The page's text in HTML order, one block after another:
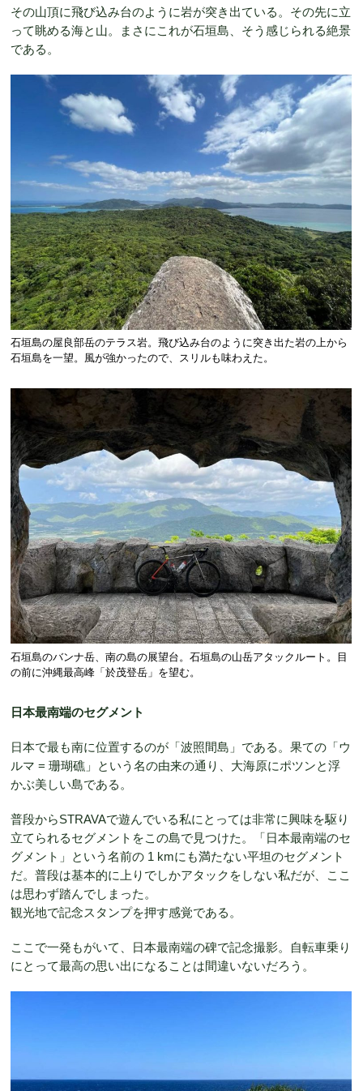
その山頂に飛び込み台のように岩が突き出ている。その先に立
って眺める海と山。まさにこれが石垣島、そう感じられる絶景
である。
石垣島の屋良部岳のテラス岩。飛び込み台のように突き出た岩の上から
石垣島を一望。風が強かったので、スリルも味わえた。
石垣島のバンナ岳、南の島の展望台。石垣島の山岳アタックルート。目
の前に沖縄最高峰「於茂登岳」を望む。
日本最南端のセグメント
日本で最も南に位置するのが「波照間島」である。果ての「ウ
ルマ = 珊瑚礁」という名の由来の通り、大海原にポツンと浮
かぶ美しい島である。
普段からSTRAVAで遊んでいる私にとっては非常に興味を駆り
立てられるセグメントをこの島で見つけた。「日本最南端のセ
グメント」という名前の 1 kmにも満たない平坦のセグメント
だ。普段は基本的に上りでしかアタックをしない私だが、ここ
は思わず踏んでしまった。
観光地で記念スタンプを押す感覚である。
ここで一発もがいて、日本最南端の碑で記念撮影。自転車乗り
にとって最高の思い出になることは間違いないだろう。